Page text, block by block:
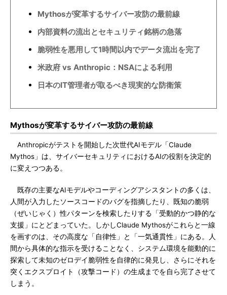
Mythosが変革するサイバー攻防の最前線
内部資料の流出とセキュリティ銘柄の急落
脆弱性を悪用して1時間以内でデータ流出を完了
米政府 vs Anthropic：NSAによる利用
日本のIT管理者が取るべき現実的な防衛策
Mythosが変革するサイバー攻防の最前線
Anthropicがテストを開始した次世代AIモデル「Claude
Mythos」は、サイバーセキュリティにおけるAIの役割を決定的
に変えつつある。
既存の主要なAIモデルやコーディングアシスタントの多くは、
人間が入力したソースコードのバグを指摘したり、既知の脆弱
（ぜいじゃく）性パターンを検索したりする「受動的かつ静的な
支援」にとどまっていた。しかしClaude Mythosがこれらと一線
を画すのは、その高度な「自律性」と「一気通貫性」にある。人
間から具体的な指示を受けることなく、システム環境を能動的に
探索して未知のゼロデイ脆弱性を自律的に発見し、さらにそれを
突くエクスプロイト（攻撃コード）の生成までを自ら完了させて
しまう。